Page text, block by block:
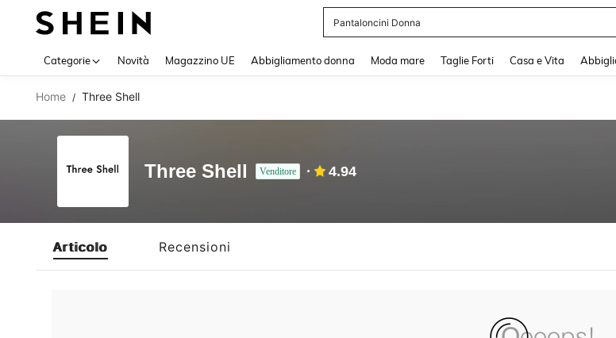
Pantaloncini Donna
Categorie Novità Magazzino UE Abbigliamento donna Moda mare Taglie Forti Casa e Vita
Home / Three Shell
Three Shell Venditore 4.94
Articolo Recensioni